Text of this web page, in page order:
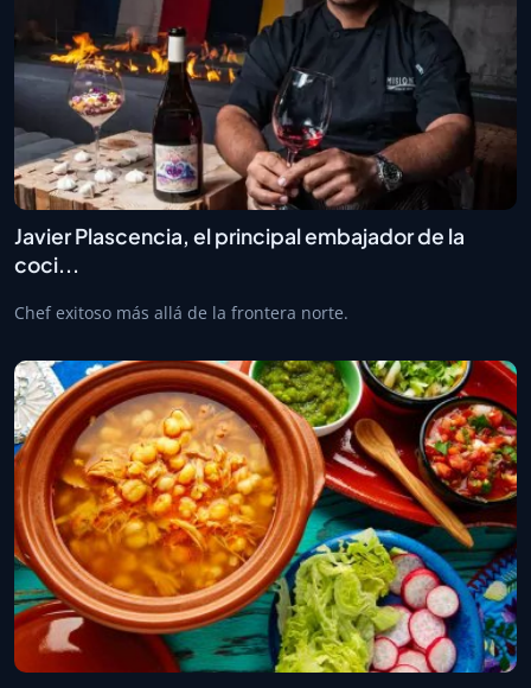
Javier Plascencia, el principal embajador de la
coci...
Chef exitoso más allá de la frontera norte.